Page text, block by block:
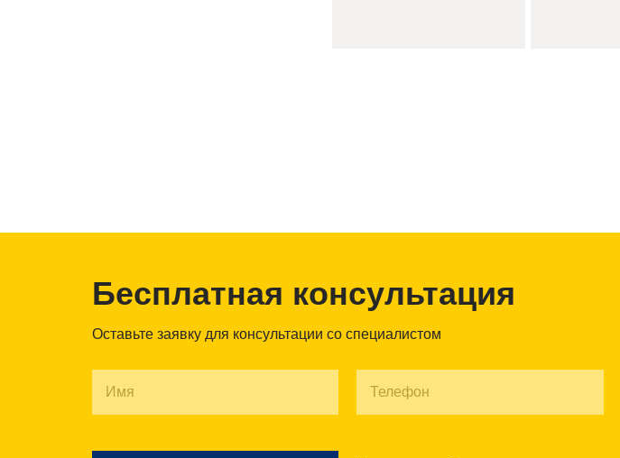
Бесплатная консультация
Оставьте заявку для консультации со специалистом